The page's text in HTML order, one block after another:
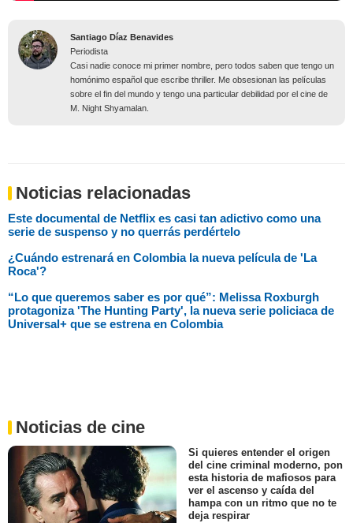
Santiago Díaz Benavides
Periodista
Casi nadie conoce mi primer nombre, pero todos saben que tengo un
homónimo español que escribe thriller. Me obsesionan las películas
sobre el fin del mundo y tengo una particular debilidad por el cine de
M. Night Shyamalan.
Noticias relacionadas
Este documental de Netflix es casi tan adictivo como una
serie de suspenso y no querrás perdértelo
¿Cuándo estrenará en Colombia la nueva película de 'La
Roca'?
“Lo que queremos saber es por qué”: Melissa Roxburgh
protagoniza 'The Hunting Party', la nueva serie policiaca de
Universal+ que se estrena en Colombia
Noticias de cine
Si quieres entender el origen
del cine criminal moderno, pon
esta historia de mafiosos para
ver el ascenso y caída del
hampa con un ritmo que no te
deja respirar